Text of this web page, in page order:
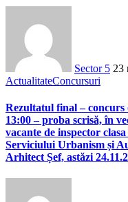
Sector 5 23
ActualitateConcursuri
Rezultatul final – concurs
13:00 – proba scrisă, în
vacante de inspector
Serviciului Urbanism și
Arhitect Șef, astăzi